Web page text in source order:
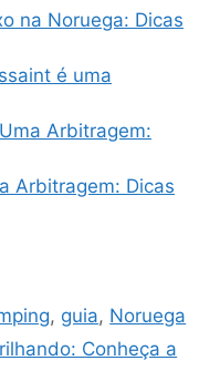
na Noruega: Dicas
é uma
Arbitragem:
Arbitragem: Dicas
, guia, Noruega
Conheça a